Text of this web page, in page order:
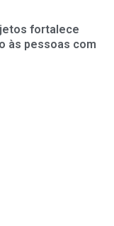
fortalece
às pessoas com